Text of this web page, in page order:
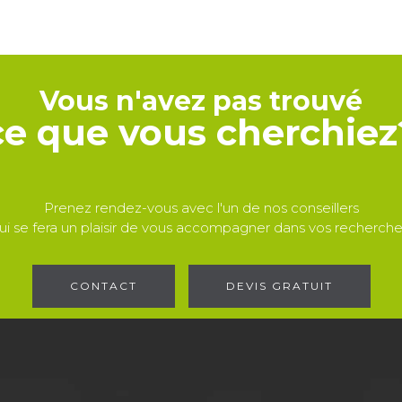
Vous n'avez pas trouvé
que vous
Prenez rendez-vous avec l'un de nos conseillers
se fera un plaisir de vous accompagner dans vos
CONTACT DEVIS GRATUIT